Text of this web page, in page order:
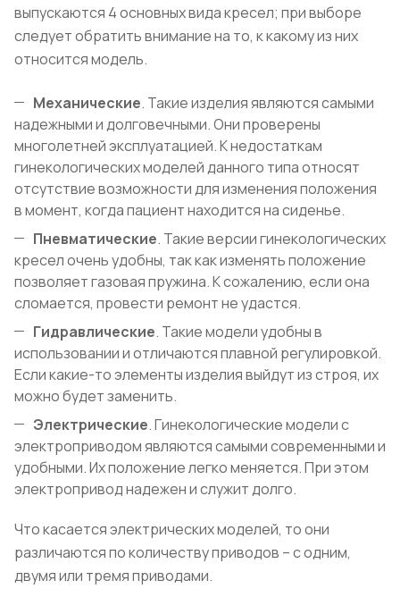
выпускаются 4 основных вида кресел; при выборе
следует обратить внимание на то, к какому из них
относится модель.
Механические. Такие изделия являются самыми
надежными и долговечными. Они проверены
многолетней эксплуатацией. К недостаткам
гинекологических моделей данного типа относят
отсутствие возможности для изменения положения
в момент, когда пациент находится на сиденье.
Пневматические. Такие версии гинекологических
кресел очень удобны, так как изменять положение
позволяет газовая пружина. К сожалению, если она
сломается, провести ремонт не удастся.
Гидравлические. Такие модели удобны в
использовании и отличаются плавной регулировкой.
Если какие-то элементы изделия выйдут из строя, их
можно будет заменить.
Электрические. Гинекологические модели с
электроприводом являются самыми современными и
удобными. Их положение легко меняется. При этом
электропривод надежен и служит долго.
Что касается электрических моделей, то они
различаются по количеству приводов – с одним,
двумя или тремя приводами.